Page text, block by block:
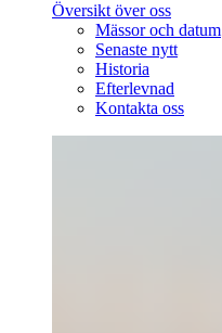
Översikt över oss
Mässor och datum
Senaste nytt
Historia
Efterlevnad
Kontakta oss